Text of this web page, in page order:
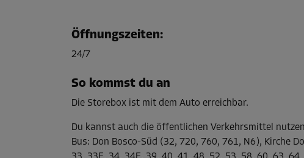
Volumen: 9,9 m³
L:
Abteil 13
Fläche: 3,3 m²
Öffnungszeiten:
24/7
So kommst du an
Die Storebox ist mit dem Auto erreichbar.
Du kannst auch die öffentlichen Verkehrsmittel nutzen
Bus: Don Bosco-Süd (32, 720, 760, 761, N6), Kirche